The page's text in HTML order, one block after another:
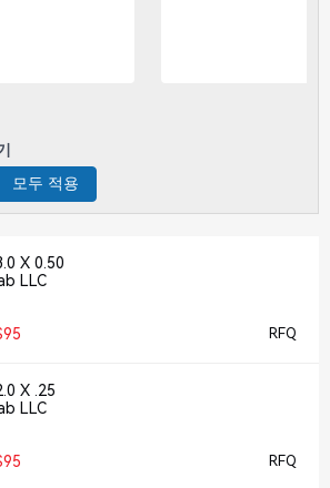
모두 적용
X 0.50
LLC
RFQ
X .25
LLC
RFQ